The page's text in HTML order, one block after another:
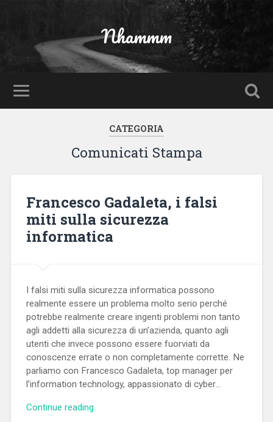
Nhammm
CATEGORIA
Comunicati Stampa
Francesco Gadaleta, i falsi
miti sulla sicurezza
informatica
I falsi miti sulla sicurezza informatica possono
realmente essere un problema molto serio perché
potrebbe realmente creare ingenti problemi non tanto
agli addetti alla sicurezza di un’azienda, quanto agli
utenti che invece possono essere fuorviati da
conoscenze errate o non completamente corrette. Ne
parliamo con Francesco Gadaleta, top manager per
l’information technology, appassionato di cyber…
Continue reading